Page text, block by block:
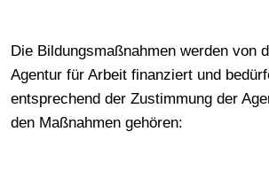
Die Bildungsmaßnahmen werden von
Agentur für Arbeit finanziert und
entsprechend der Zustimmung der
den Maßnahmen gehören: